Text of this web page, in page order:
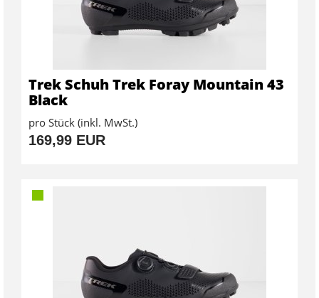
Trek Schuh Trek Foray Mountain 43
Black
pro Stück (inkl. MwSt.)
169,99 EUR